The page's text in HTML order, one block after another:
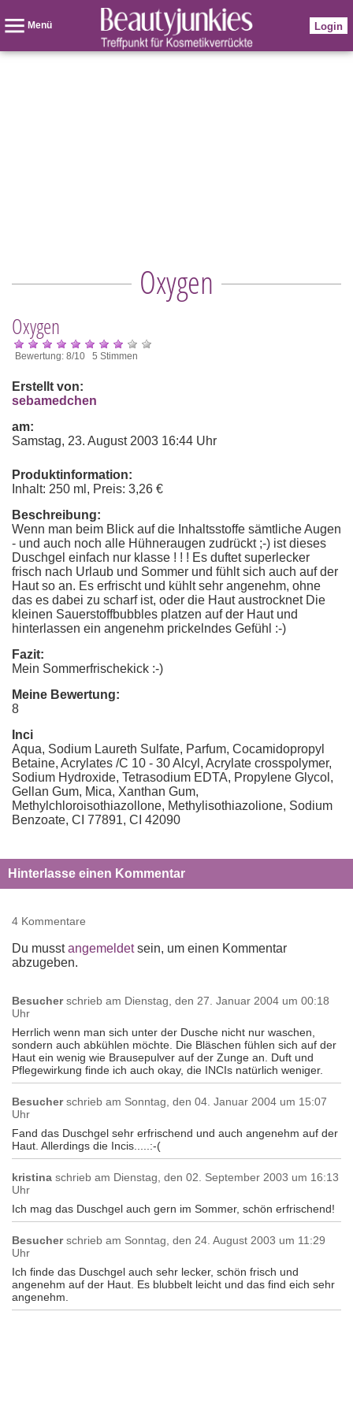
Menü Login
Oxygen
Oxygen
Bewertung: 8/10 5 Stimmen
Erstellt von:
sebamedchen
am:
Samstag, 23. August 2003 16:44 Uhr
Produktinformation:
Inhalt: 250 ml, Preis: 3,26 €
Beschreibung:
Wenn man beim Blick auf die Inhaltsstoffe sämtliche Augen
- und auch noch alle Hühneraugen zudrückt ;-) ist dieses
Duschgel einfach nur klasse ! ! ! Es duftet superlecker
frisch nach Urlaub und Sommer und fühlt sich auch auf der
Haut so an. Es erfrischt und kühlt sehr angenehm, ohne
das es dabei zu scharf ist, oder die Haut austrocknet Die
kleinen Sauerstoffbubbles platzen auf der Haut und
hinterlassen ein angenehm prickelndes Gefühl :-)
Fazit:
Mein Sommerfrischekick :-)
Meine Bewertung:
8
Inci
Aqua, Sodium Laureth Sulfate, Parfum, Cocamidopropyl
Betaine, Acrylates /C 10 - 30 Alcyl, Acrylate crosspolymer,
Sodium Hydroxide, Tetrasodium EDTA, Propylene Glycol,
Gellan Gum, Mica, Xanthan Gum,
Methylchloroisothiazollone, Methylisothiazolione, Sodium
Benzoate, CI 77891, CI 42090
Hinterlasse einen Kommentar
4 Kommentare
Du musstangemeldetsein, um einen Kommentar
abzugeben.
Besucher schrieb am Dienstag, den 27. Januar 2004 um 00:18
Uhr
Herrlich wenn man sich unter der Dusche nicht nur waschen,
sondern auch abkühlen möchte. Die Bläschen fühlen sich auf der
Haut ein wenig wie Brausepulver auf der Zunge an. Duft und
Pflegewirkung finde ich auch okay, die INCIs natürlich weniger.
Besucher schrieb am Sonntag, den 04. Januar 2004 um 15:07
Uhr
Fand das Duschgel sehr erfrischend und auch angenehm auf der
Haut. Allerdings die Incis.....:-(
kristina schrieb am Dienstag, den 02. September 2003 um 16:13
Uhr
Ich mag das Duschgel auch gern im Sommer, schön erfrischend!
Besucher schrieb am Sonntag, den 24. August 2003 um 11:29
Uhr
Ich finde das Duschgel auch sehr lecker, schön frisch und
angenehm auf der Haut. Es blubbelt leicht und das find eich sehr
angenehm.